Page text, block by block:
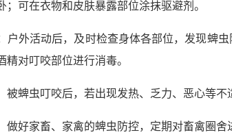
可在衣物和皮肤暴露部位涂抹驱避剂。
户外活动后，及时检查身体各部位，发现蜱
对叮咬部位进行消毒。
被蜱虫叮咬后，若出现发热、乏力、恶心等
做好家畜、家禽的蜱虫防控，定期对畜禽圈